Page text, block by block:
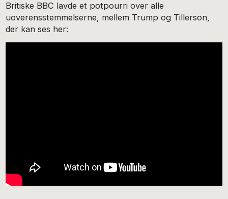
Britiske BBC lavde et potpourri over alle
uoverensstemmelserne, mellem Trump og Tillerson,
der kan ses her: